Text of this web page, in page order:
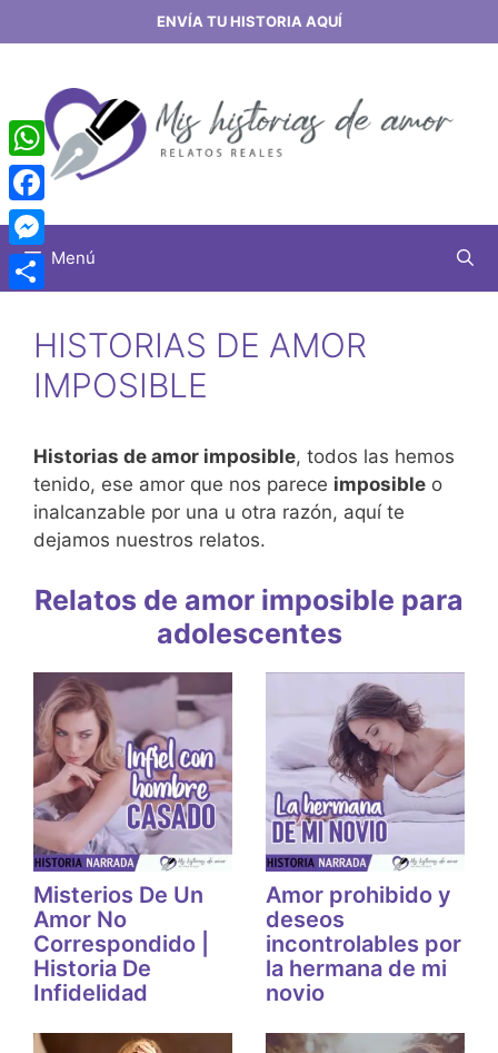
al
ENVÍA TU HISTORIA AQUÍ
Menú
HISTORIAS DE AMOR
IMPOSIBLE
Historias de amor imposible, todos las hemos
tenido, ese amor que nos parece imposible o
inalcanzable por una u otra razón, aquí te
dejamos nuestros relatos.
Relatos de amor imposible para
adolescentes
Misterios De Un
Amor No
Correspondido |
Historia De
Infidelidad
Amor prohibido y
deseos
incontrolables por
la hermana de mi
novio
WhatsApp
Facebook
Messenger